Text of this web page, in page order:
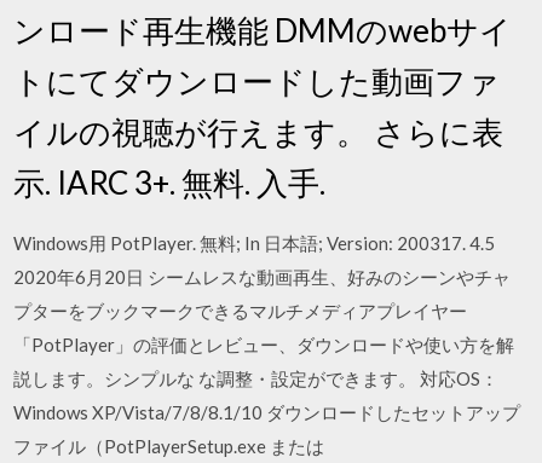
ンロード再生機能 DMMのwebサイ
トにてダウンロードした動画ファ
イルの視聴が行えます。 さらに表
示. IARC 3+. 無料. 入手.
Windows用 PotPlayer. 無料; In 日本語; Version: 200317. 4.5
2020年6月20日 シームレスな動画再生、好みのシーンやチャ
プターをブックマークできるマルチメディアプレイヤー
「PotPlayer」の評価とレビュー、ダウンロードや使い方を解
説します。シンプルな な調整・設定ができます。 対応OS：
Windows XP/Vista/7/8/8.1/10 ダウンロードしたセットアップ
ファイル（PotPlayerSetup.exe または